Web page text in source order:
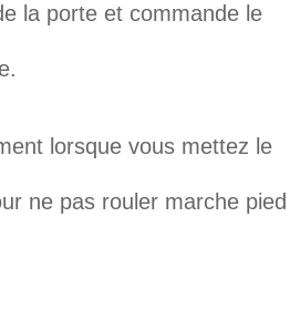
la porte et commande le
lorsque vous mettez le
ne pas rouler marche pied